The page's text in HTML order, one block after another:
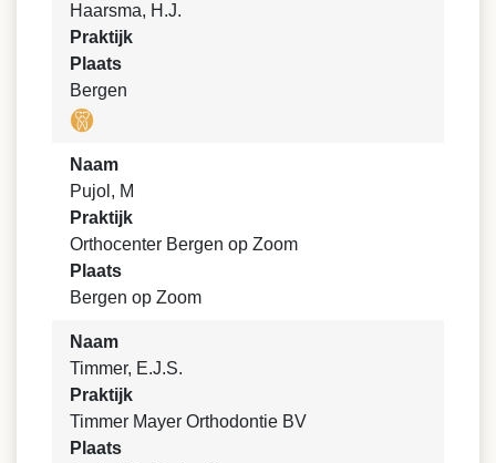
Haarsma, H.J.
Praktijk
Plaats
Bergen
Naam
Pujol, M
Praktijk
Orthocenter Bergen op Zoom
Plaats
Bergen op Zoom
Naam
Timmer, E.J.S.
Praktijk
Timmer Mayer Orthodontie BV
Plaats